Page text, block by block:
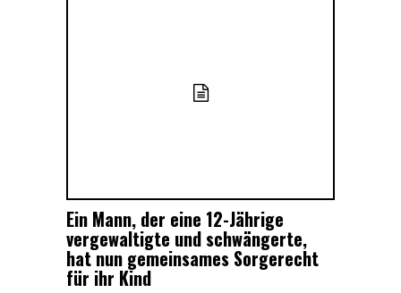
Ein Mann, der eine 12-Jährige
vergewaltigte und schwängerte,
hat nun gemeinsames Sorgerecht
für ihr Kind